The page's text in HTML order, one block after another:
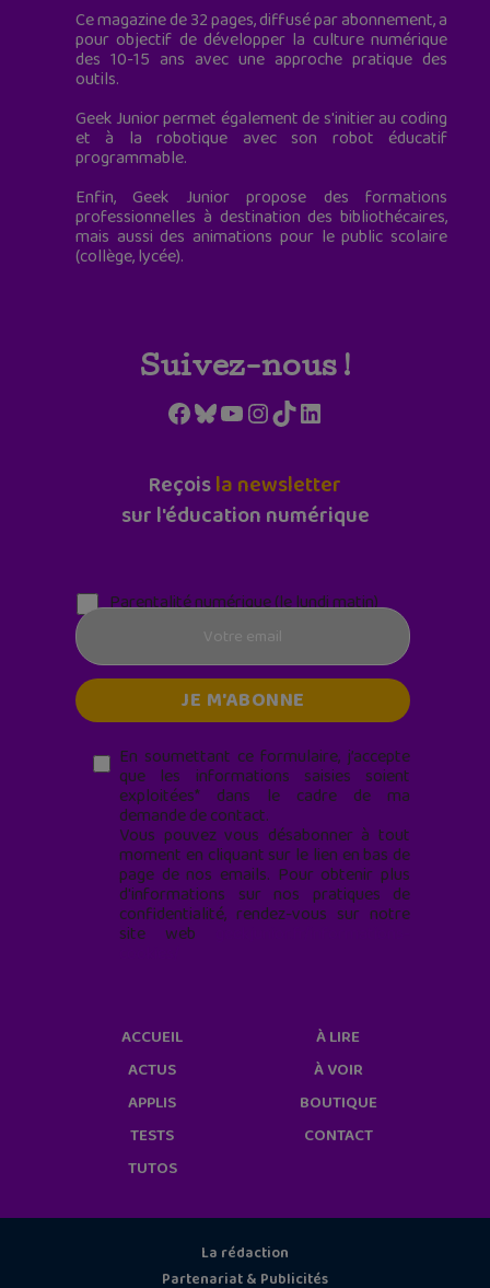
Ce magazine de 32 pages, diffusé par abonnement, a
pour objectif de développer la culture numérique
des 10-15 ans avec une approche pratique des
outils.
Geek Junior permet également de s'initier au coding
et à la robotique avec son robot éducatif
programmable.
Enfin, Geek Junior propose des formations
professionnelles à destination des bibliothécaires,
mais aussi des animations pour le public scolaire
(collège, lycée).
Suivez-nous !
Facebook
Bluesky
YouTube
Instagram
TikTokLinkedIn
Reçoisla newsletter
sur l'éducation numérique
Parentalité numérique (le lundi matin)
En soumettant ce formulaire, j’accepte
que les informations saisies soient
exploitées* dans le cadre de ma
demande de contact.
Vous pouvez vous désabonner à tout
moment en cliquant sur le lien en bas de
page de nos emails. Pour obtenir plus
d'informations sur nos pratiques de
confidentialité, rendez-vous sur notre
site web
ACCUEIL
ACTUS
APPLIS
TESTS
TUTOS
À LIRE
À VOIR
BOUTIQUE
CONTACT
La rédaction
Partenariat & Publicités